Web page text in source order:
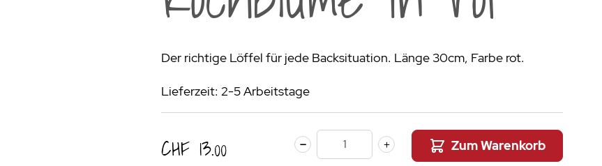
Weber
Fondue & Raclette
Schüsseln & Siebe
Schalen & Körbe
Kühltaschen | Isoliertaschen
Raumdüfte
Reinigung>
Der richtige Löffel für jede Backsituation. Länge 30cm, Farbe rot.
Lieferzeit: 2-5 Arbeitstage
CHF 13.00 Menge Zum Warenkorb